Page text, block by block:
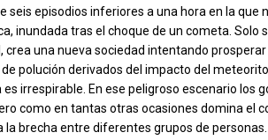
seis episodios inferiores a una hora en la que
inundada tras el choque de un cometa. Solo
crea una nueva sociedad intentando
polución derivados del impacto del
irrespirable. En ese peligroso escenario los
como en tantas otras ocasiones domina el
brecha entre diferentes grupos de personas.